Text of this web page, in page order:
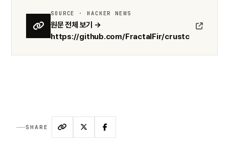
SOURCE · HACKER NEWS
원문 전체 보기 →
https://github.com/FractalFir/crustc
SHARE